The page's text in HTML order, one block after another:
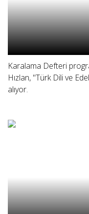
Karalama Defteri
Hızlan, "Türk Dili ve
alıyor.